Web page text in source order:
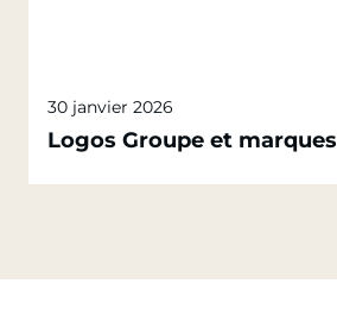
30 janvier 2026
Logos Groupe et marques